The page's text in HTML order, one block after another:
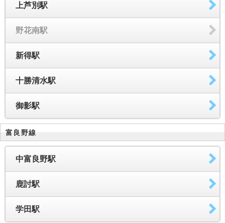
上芦別駅
野花南駅
新得駅
十勝清水駅
御影駅
富良野線
中富良野駅
鹿討駅
学田駅